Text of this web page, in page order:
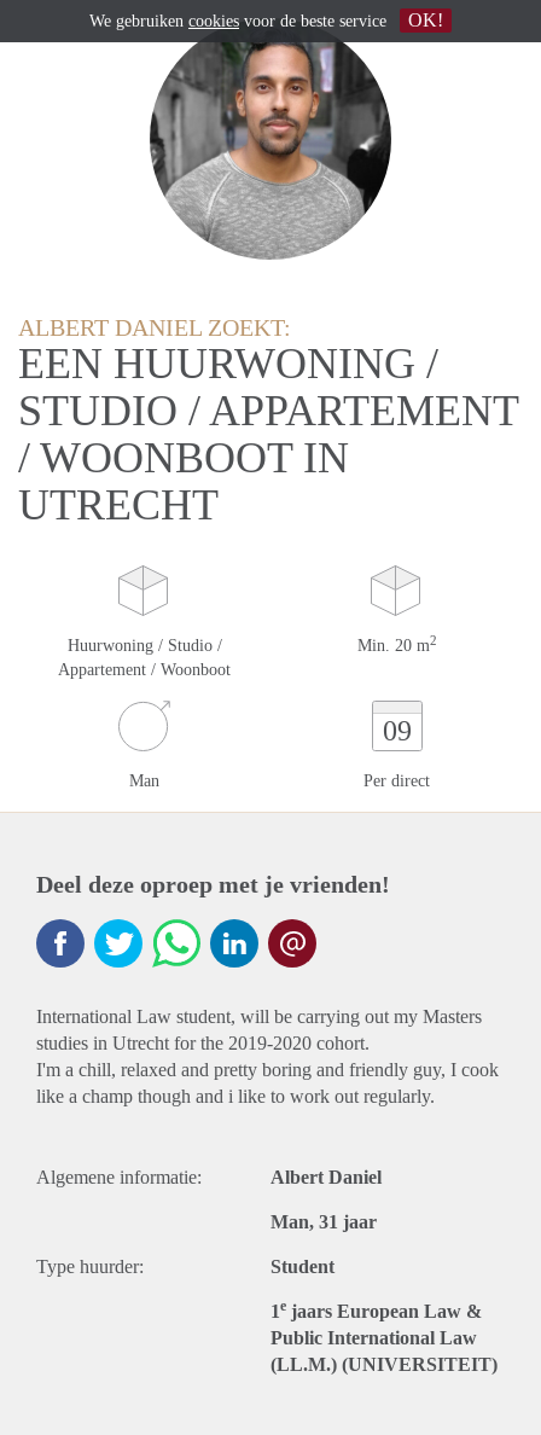
ALBERT DANIEL ZOEKT:
EEN HUURWONING /
STUDIO / APPARTEMENT
/ WOONBOOT IN
UTRECHT
Huurwoning / Studio /
Appartement / Woonboot
Min. 20 m2
Man
09
Per direct
Deel deze oproep met je vrienden!
International Law student, will be carrying out my Masters
studies in Utrecht for the 2019-2020 cohort.
I'm a chill, relaxed and pretty boring and friendly guy, I cook
like a champ though and i like to work out regularly.
Algemene informatie: Albert Daniel
Man, 31 jaar
Type huurder: Student
1e jaars European Law &
Public International Law
(LL.M.) (UNIVERSITEIT)
We gebruiken cookies voor de beste service OK!